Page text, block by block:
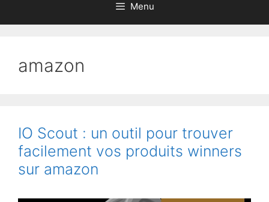
Menu
amazon
IO Scout : un outil pour trouver
facilement vos produits winners
sur amazon